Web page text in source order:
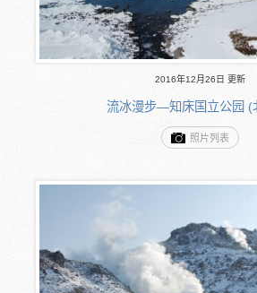
2016年12月26日 更新
流冰漫步―知床国立公园 (
照片列表